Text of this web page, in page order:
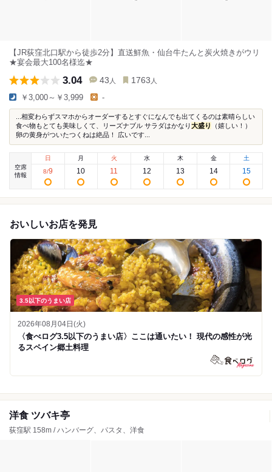
【JR荻窪北口駅から徒歩2分】直送鮮魚・仙台牛たんと炭火焼きがウリ
★宴会最大100名様迄★
3.04 43 人 1763 人
￥3,000～￥3,999 -
...相変わらずスマホからオーダーするとすぐになんでも出てくるのは素晴らしい
食べ物もとても美味しくて、リーズナブル サラダはかなり大盛り
（嬉しい！）
卵の黄身がついたつくねは絶品！ 広いです...
空席
情報
日
8/9
月
10
火
11
水
12
木
13
金
14
土
15
おいしいお店を発見
3.5以下のうまい店
2026年08月04日(火)
〈食べログ3.5以下のうまい店〉ここは通いたい！ 現代の感性が光
るスペイン郷土料理
洋食 ツバキ亭
荻窪駅 158m / ハンバーグ、パスタ、洋食